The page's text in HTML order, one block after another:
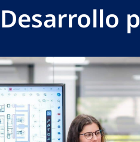
Desarrollo